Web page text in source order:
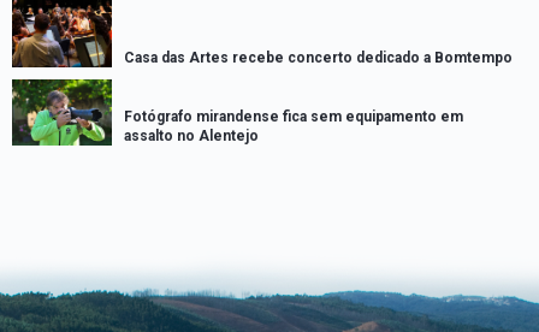
Casa das Artes recebe concerto dedicado a Bomtempo
Fotógrafo mirandense fica sem equipamento em
assalto no Alentejo